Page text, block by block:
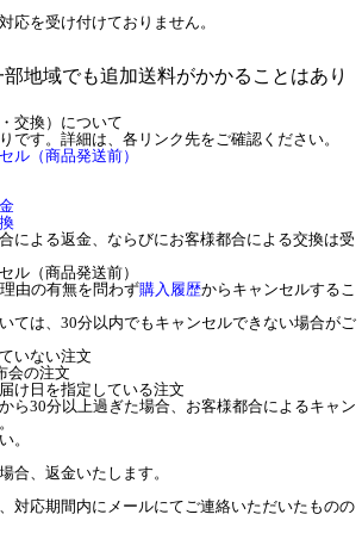
応を受け付けておりません。
地域でも追加送料がかかることはあり
交換）について
です。詳細は、各リンク先をご確認ください。
ル（商品発送前）
による返金、ならびにお客様都合による交換は受
ル（商品発送前）
由の有無を問わず購入履歴からキャンセルするこ
ては、30分以内でもキャンセルできない場合がご
いない注文
会の注文
け日を指定している注文
ら30分以上過ぎた場合、お客様都合によるキャン
。
合、返金いたします。
対応期間内にメールにてご連絡いただいたものの